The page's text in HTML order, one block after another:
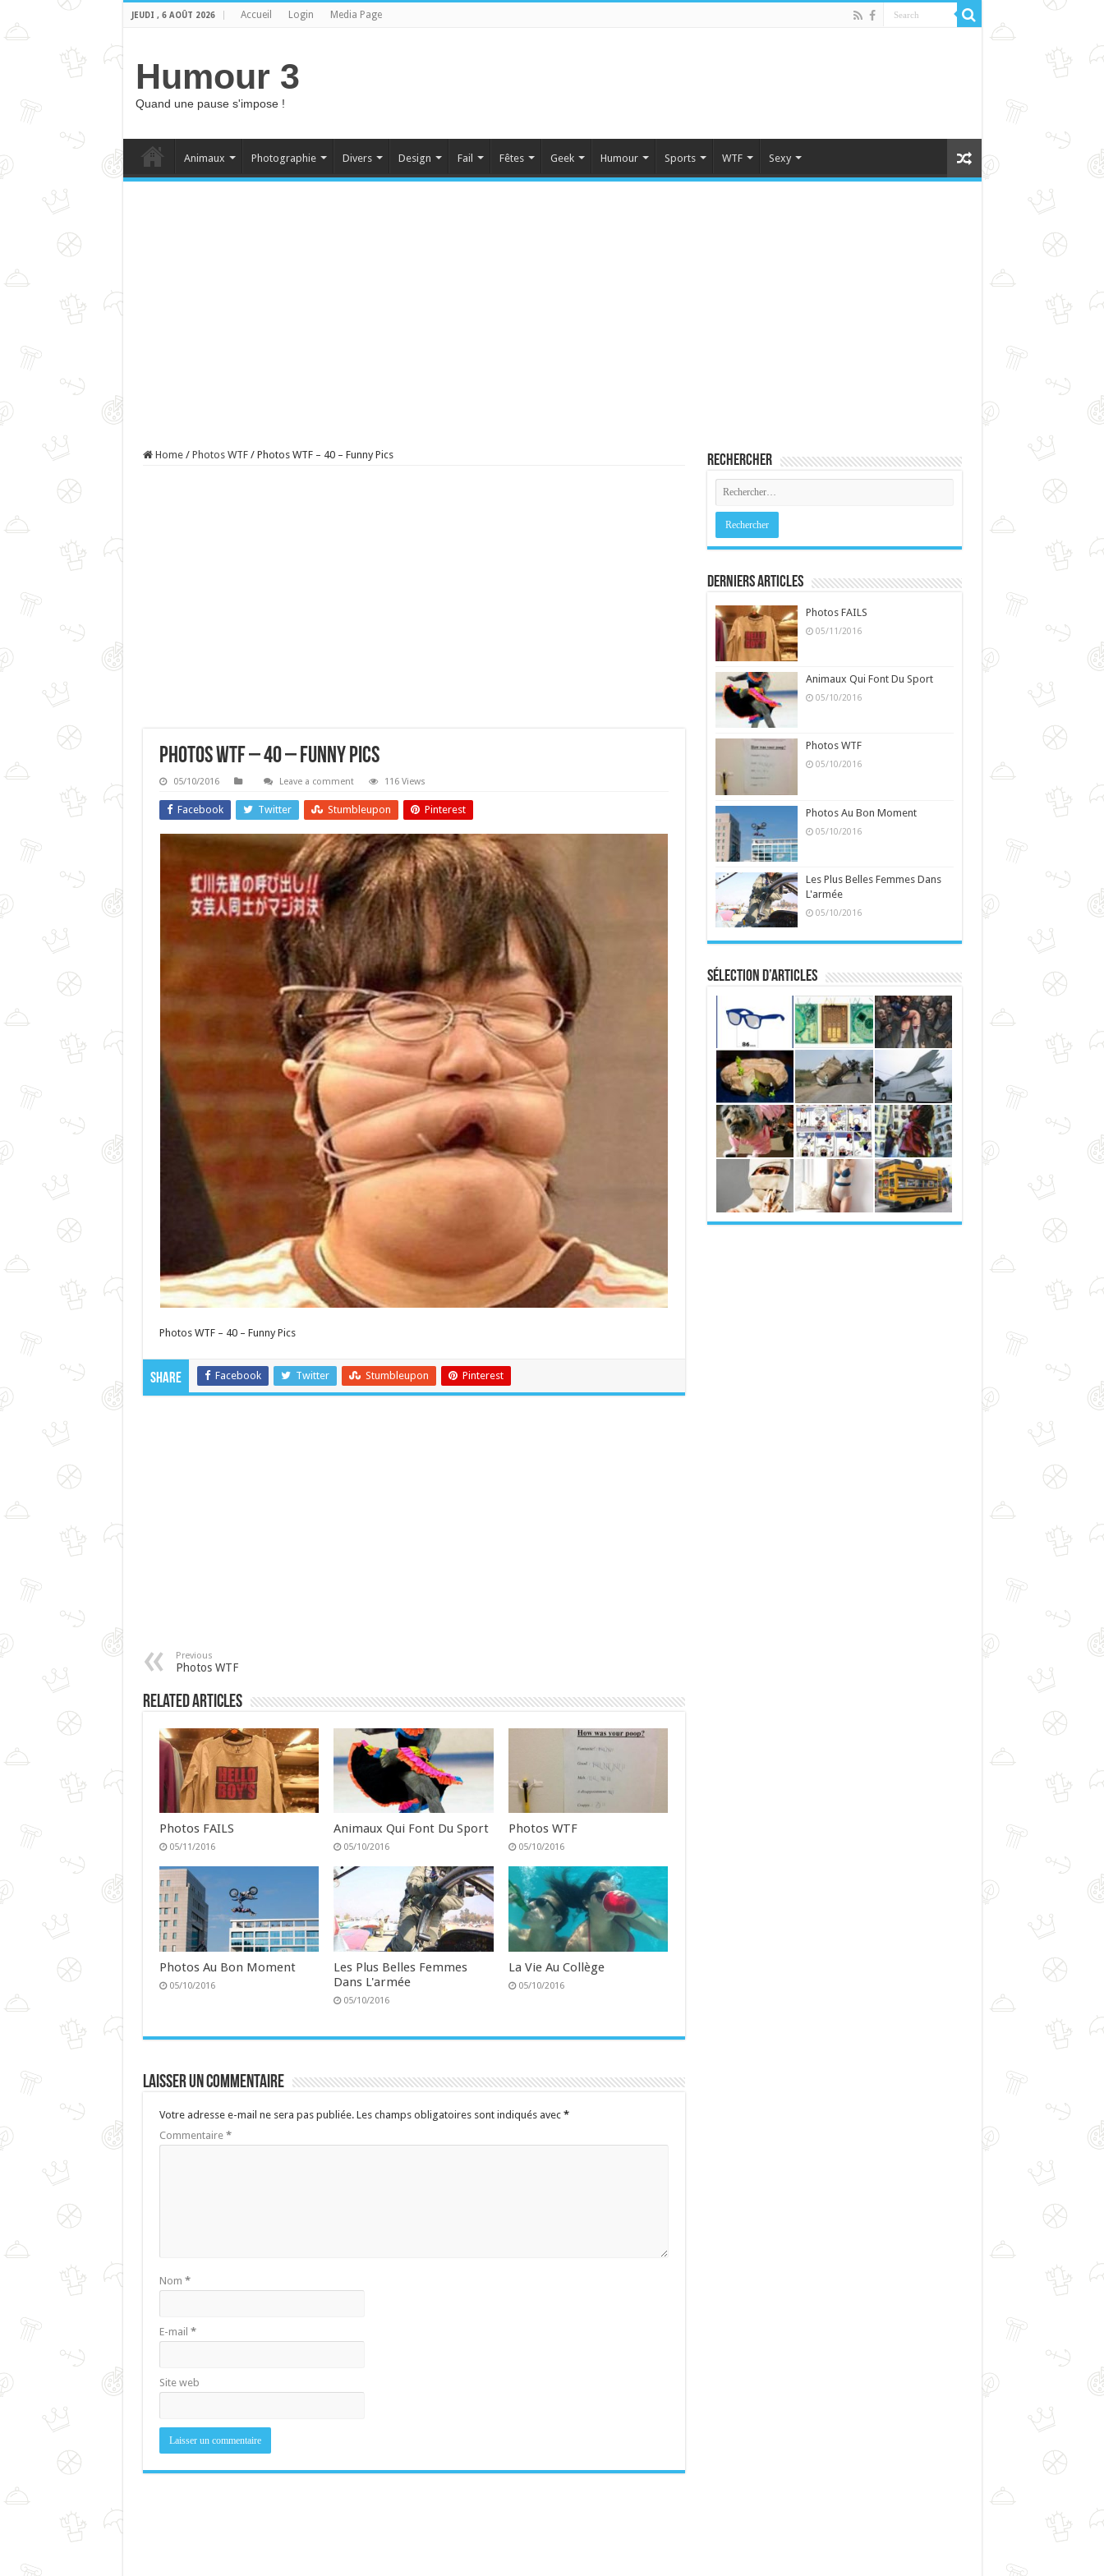
JEUDI , 6 AOÛT 2026 Accueil Login Media Page
Humour 3
Quand une pause s'impose !
Animaux Photographie Divers Design Fail Fêtes Geek Humour Sports WTF Sexy
Home / Photos WTF / Photos WTF – 40 – Funny Pics
Photos WTF – 40 – Funny Pics
05/10/2016 Leave a comment 116 Views
Facebook Twitter Stumbleupon Pinterest
Photos WTF – 40 – Funny Pics
Share Facebook Twitter Stumbleupon Pinterest
Previous
Photos WTF
Related Articles
Photos FAILS
05/11/2016
Animaux Qui Font Du Sport
05/10/2016
Photos WTF
05/10/2016
Photos Au Bon Moment
05/10/2016
Les Plus Belles Femmes
Dans L'armée
05/10/2016
La Vie Au Collège
05/10/2016
Laisser un commentaire
Votre adresse e-mail ne sera pas publiée. Les champs obligatoires sont indiqués avec *
Commentaire *
Nom *
E-mail *
Site web
Rechercher
Derniers Articles
Photos FAILS
05/11/2016
Animaux Qui Font Du Sport
05/10/2016
Photos WTF
05/10/2016
Photos Au Bon Moment
05/10/2016
Les Plus Belles Femmes Dans
L'armée
05/10/2016
Sélection d’articles